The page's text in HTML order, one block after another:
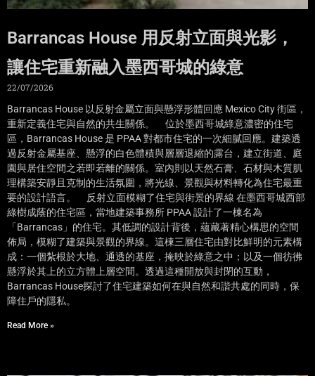
Barrancas House 用反射立面與光影，
讓住宅重新融入墨西哥城的綠意
22/07/2026
Barrancas House 以反射金屬立面與懸浮形體回應 Mexico City 街區，
重新定義住宅與自然的共生關係。 位於墨西哥城綠意濃密的住宅
區，Barrancas House 是 PPAA 對都市住宅的一次細膩回應。建築透
過反射金屬基座、懸浮的白色體積與層層退縮的露台，建立街道、庭
園與居住空間之若即若離的關係。室內則以天然石膏、石材與木質肌
理構築安靜且克制的生活氛圍，將光線、景觀與材料轉化為住宅最重
要的設計語言。 反射立面模糊了住宅與街景的界線 在墨西哥城西部
綠樹成蔭的住宅區，當地建築事務所 PPAA 設計了一棟名為
「Barrancas」的住宅。其低調的設計背後，蘊藏著精心構思的空間
佈局，模糊了建築與景觀的界線。這棟三層住宅由對比鮮明的元素構
成：一個紮根於大地、通透的基座，掩映於綠意之中；以及一個彷彿
懸浮於其上的立方體上層空間。透過這種開放與封閉的互動，
Barrancas House探討了住宅建築如何在與自然和諧共處的同時，保
障住戶的隱私。
Read More »